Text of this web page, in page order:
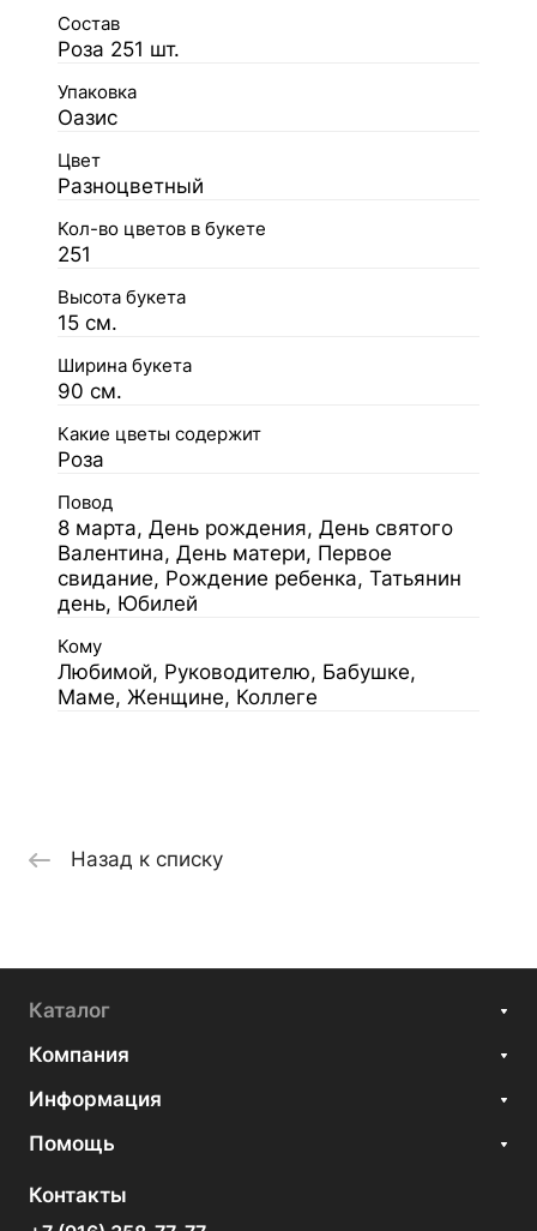
Состав
Роза 251 шт.
Упаковка
Оазис
Цвет
Разноцветный
Кол-во цветов в букете
251
Высота букета
15 см.
Ширина букета
90 см.
Какие цветы содержит
Роза
Повод
8 марта, День рождения, День святого
Валентина, День матери, Первое
свидание, Рождение ребенка, Татьянин
день, Юбилей
Кому
Любимой, Руководителю, Бабушке,
Маме, Женщине, Коллеге
Назад к списку
Каталог
Компания
Информация
Помощь
Контакты